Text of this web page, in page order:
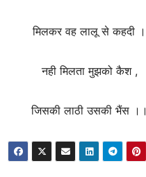
मिलकर वह लालू से कहदी ।
नही मिलता मुझको कैश ,
जिसकी लाठी उसकी भैंस ।।